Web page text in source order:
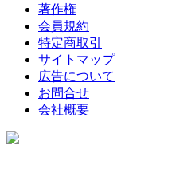
著作権
会員規約
特定商取引
サイトマップ
広告について
お問合せ
会社概要